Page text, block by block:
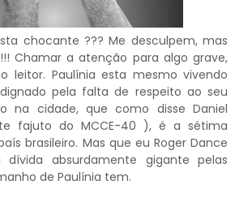
chocante ??? Me desculpem, mas
Chamar a atenção para algo grave,
leitor. Paulínia esta mesmo vivendo
pela falta de respeito ao seu
na cidade, que como disse Daniel
fajuto do MCCE-40 ), é a sétima
brasileiro. Mas que eu Roger Dance
absurdamente gigante pelas
de Paulínia tem.